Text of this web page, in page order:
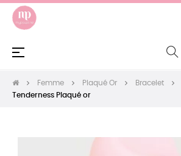
Basculer
☰
Femme Plaqué Or Bracelet
Tenderness Plaqué or